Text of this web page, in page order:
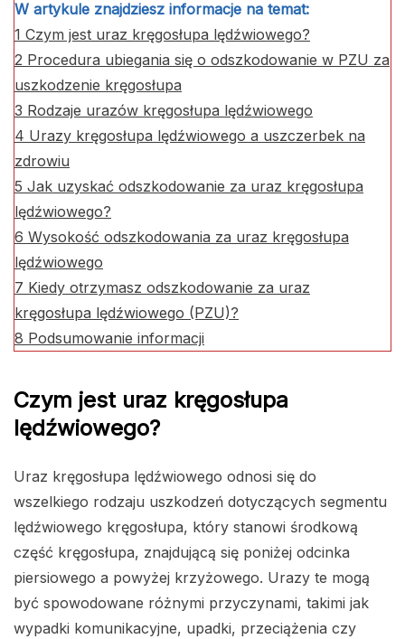
W artykule znajdziesz informacje na temat:
1 Czym jest uraz kręgosłupa lędźwiowego?
2 Procedura ubiegania się o odszkodowanie w PZU za
uszkodzenie kręgosłupa
3 Rodzaje urazów kręgosłupa lędźwiowego
4 Urazy kręgosłupa lędźwiowego a uszczerbek na
zdrowiu
5 Jak uzyskać odszkodowanie za uraz kręgosłupa
lędźwiowego?
6 Wysokość odszkodowania za uraz kręgosłupa
lędźwiowego
7 Kiedy otrzymasz odszkodowanie za uraz
kręgosłupa lędźwiowego (PZU)?
8 Podsumowanie informacji
Czym jest uraz kręgosłupa
lędźwiowego?
Uraz kręgosłupa lędźwiowego odnosi się do
wszelkiego rodzaju uszkodzeń dotyczących segmentu
lędźwiowego kręgosłupa, który stanowi środkową
część kręgosłupa, znajdującą się poniżej odcinka
piersiowego a powyżej krzyżowego. Urazy te mogą
być spowodowane różnymi przyczynami, takimi jak
wypadki komunikacyjne, upadki, przeciążenia czy